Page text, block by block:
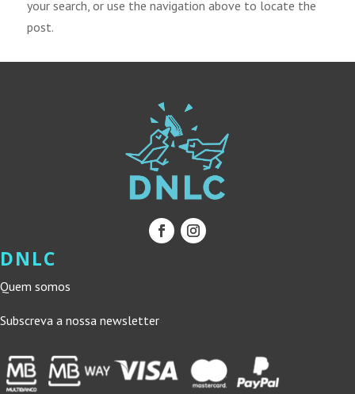
your search, or use the navigation above to locate the
post.
DNLC
Quem somos
Subscreva a nossa newsletter